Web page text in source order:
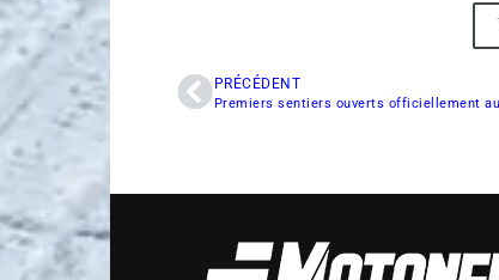
PRÉCÉDENT
Premiers sentiers ouverts officiellement